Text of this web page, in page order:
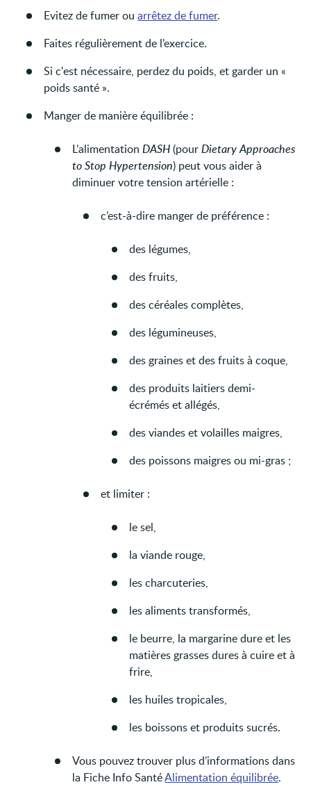
Evitez de fumer ouarrêtez de fumer.
Faites régulièrement de l’exercice.
Si c'est nécessaire, perdez du poids, et garder un «
poids santé ».
Manger de manière équilibrée :
L’alimentationDASH(pourDietary Approaches
to Stop Hypertension) peut vous aider à
diminuer votre tension artérielle :
c’est-à-dire manger de préférence :
des légumes,
des fruits,
des céréales complètes,
des légumineuses,
des graines et des fruits à coque,
des produits laitiers demi-
écrémés et allégés,
des viandes et volailles maigres,
des poissons maigres ou mi-gras ;
et limiter :
le sel,
la viande rouge,
les charcuteries,
les aliments transformés,
le beurre, la margarine dure et les
matières grasses dures à cuire et à
frire,
les huiles tropicales,
les boissons et produits sucrés.
Vous pouvez trouver plus d’informations dans
la Fiche Info SantéAlimentation équilibrée.